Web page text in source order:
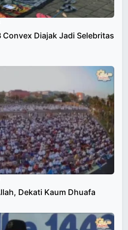
Convex Diajak Jadi Selebritas
Dekati Kaum Dhuafa